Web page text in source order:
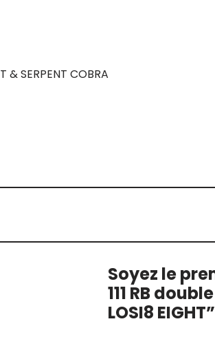
SERPENT COBRA
Soyez le
111 RB
LOSI8 EIGHT”